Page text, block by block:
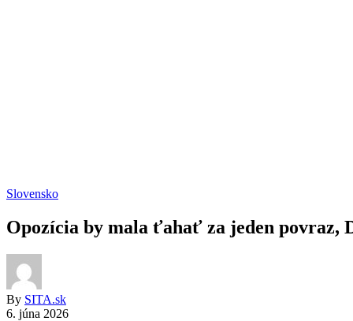
Slovensko
Opozícia by mala ťahať za jeden povraz,
By SITA.sk
6. júna 2026